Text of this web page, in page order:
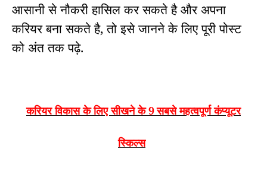
आसानी से नौकरी हासिल कर सकते है और अपना
करियर बना सकते है, तो इसे जानने के लिए पूरी पोस्ट
को अंत तक पढ़े.
करियर विकास के लिए सीखने के 9सबसे महत्वपूर्ण कंप्यूटर
स्किल्स